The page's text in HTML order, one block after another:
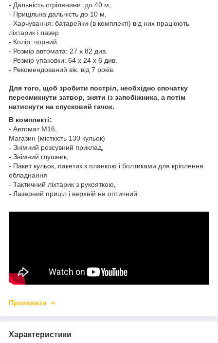
- Дальність стрілянини: до 40 м,
- Прицільна дальність до 10 м,
- Харчування: батарейки (в комплекті) від них працюють
ліхтарик і лазер
- Колір: чорний.
- Розмір автомата: 27 х 82 див.
- Розмір упаковки: 64 х 24 х 6 див.
- Рекомендований вік: від 7 років.
Для того, щоб зробити постріл, необхідно спочатку
пересмикнути затвор, зняти із запобіжника, а потім
натиснути на спусковий гачок.
В комплекті:
- Автомат M16,
Магазин (місткість 130 кульок)
- Знімний розсувний приклад,
- Знімний глушник,
- Пакет кульок, пакетик з планкою і болтиками для кріплення
обладнання
- Тактичний ліхтарик з рукояткою,
- Лазерний приціл і верхній не оптичний.
Приховати
Характеристики